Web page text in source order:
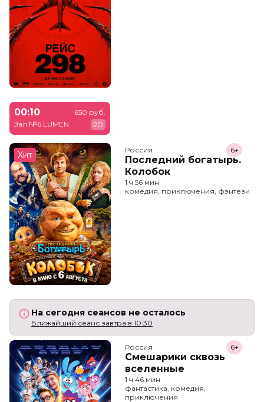
00:10
Зал №6 LUMEN
650 руб.
2D
Хит Россия
Последний богатырь.
Колобок
6+
1 ч 56 мин
комедия, приключения, фэнтези
На сегодня сеансов не осталось
Ближайший сеанс завтра в 10:30
Россия
Смешарики сквозь
вселенные
6+
1 ч 46 мин
фантастика, комедия,
приключения